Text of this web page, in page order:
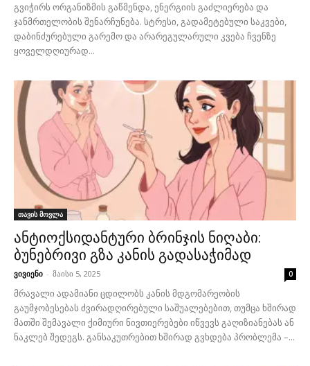
გვიჭირს ორგანიზმის გაწმენდა, ენერგიის გაძლიერება და
ჯანმრთელობის შენარჩუნება. სტრესი, გადამეტებული საკვები,
დაბინძურებული გარემო და არარეგულარული კვება ჩვენზე
ყოველდღიურად...
თავის მოვლა
ანტიოქსიდანტური ბრინჯის ნიღაბი:
ბუნებრივი გზა კანის გადასაჭიმად
ვივიენი - მაისი 5, 2025 0
მრავალი ადამიანი ცდილობს კანის მდგომარეობის
გაუმჯობესებას ძვირადღირებული საშუალებებით, თუმცა ხშირად
მათში შემავალი ქიმიური ნივთიერებები იწვევს გაღიზიანებას ან
ნაკლებ შედეგს. განსაკუთრებით ხშირად გვხდება პრობლემა –...